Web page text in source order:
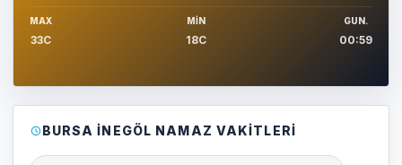
MAX
33C
MIN
18C
GUN.
00:59
BURSA İNEGÖL NAMAZ VAKITLERI